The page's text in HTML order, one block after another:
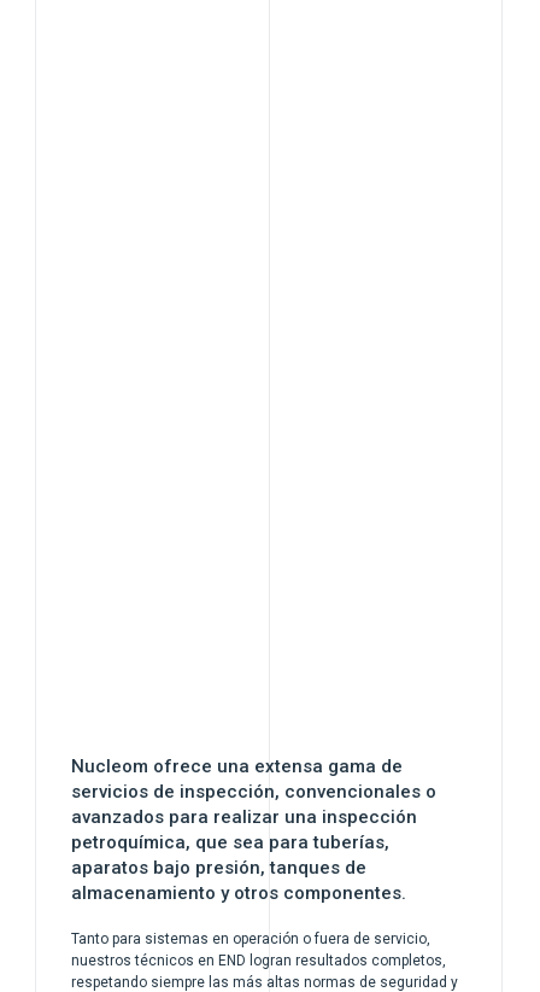
Nucleom ofrece una extensa gama de
servicios de inspección, convencionales o
avanzados para realizar una inspección
petroquímica, que sea para tuberías,
aparatos bajo presión, tanques de
almacenamiento y otros componentes.
Tanto para sistemas en operación o fuera de servicio,
nuestros técnicos en END logran resultados completos,
respetando siempre las más altas normas de seguridad y